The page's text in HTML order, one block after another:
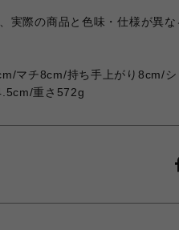
実際の商品と色味・仕様が異な
マチ8cm/持ち手上がり8cm/シ
重さ572g